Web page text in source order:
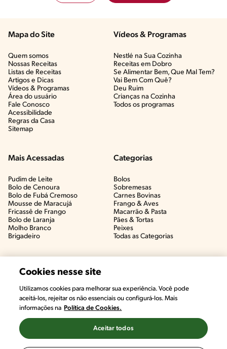
#CHAMANUTRI
CONVERSE COM UMA NUTRICIONISTA E
TIRE AS SUAS DÚVIDAS
Mapa do Site
Quem somos
Nossas Receitas
Listas de Receitas​
Artigos e Dicas​
Vídeos & Programas​
Área do usuário
Fale Conosco
Acessibilidade
Regras da Casa
Sitemap
Vídeos & Programas​
Nestlé na Sua Cozinha
Receitas em Dobro
Se Alimentar Bem, Que Mal Tem?​
Vai Bem Com Quê?​
Deu Ruim​
Crianças na Cozinha​
Todos os programas
Mais Acessadas
Pudim de Leite
Bolo de Cenoura
Bolo de Fubá Cremoso
Mousse de Maracujá
Fricassê de Frango
Bolo de Laranja
Molho Branco
Brigadeiro
Categorias
Bolos
Sobremesas
Carnes Bovinas​
Frango & Aves​
Macarrão & Pasta​
Pães & Tortas​
Peixes
Todas as Categorias
Cookies nesse site
Utilizamos cookies para melhorar sua experiência. Você pode
aceitá-los, rejeitar os não essenciais ou configurá-los. Mais
informações na Política de Cookies.
Aceitar todos